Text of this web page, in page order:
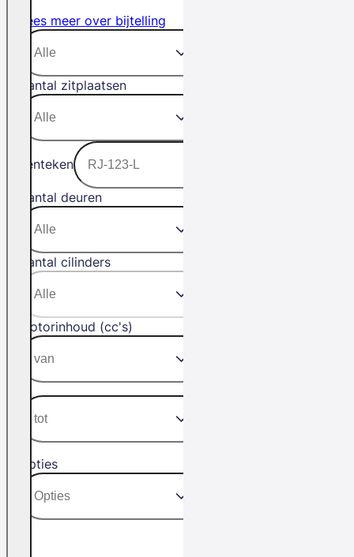
Lees meer over bijtelling
Aantal zitplaatsen
Kenteken
Aantal deuren
Aantal cilinders
Motorinhoud (cc's)
Opties